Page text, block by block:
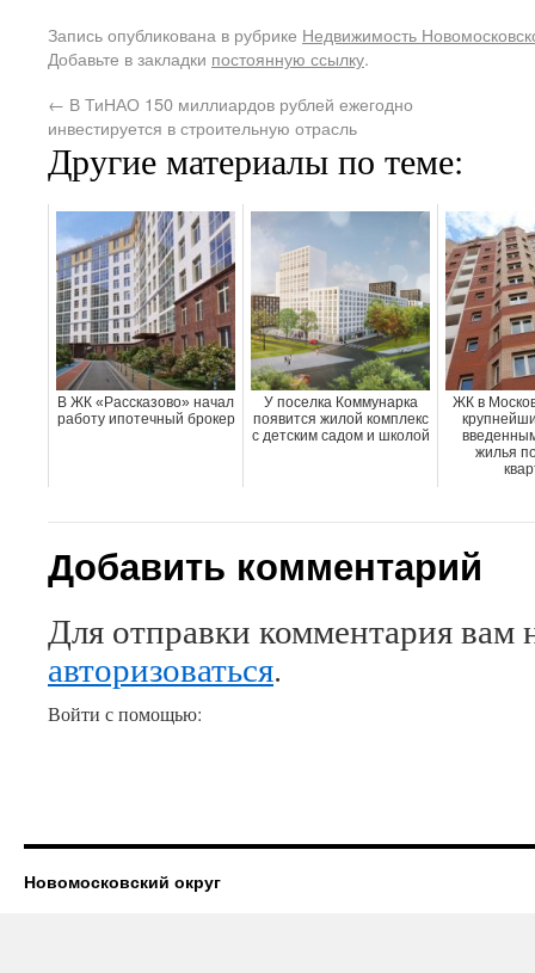
Запись опубликована в рубрике Недвижимость
Добавьте в закладки постоянную ссылку.
← В ТиНАО 150 миллиардов рублей ежегодно
инвестируется в строительную отрасль
Другие материалы по теме:
В ЖК «Рассказово» начал
работу ипотечный брокер
У поселка Коммунарка
появится жилой комплекс
с детским садом и школой
ЖК в
жилья
Добавить комментарий
Для отправки комментария вам
авторизоваться.
Войти с помощью:
Новомосковский округ